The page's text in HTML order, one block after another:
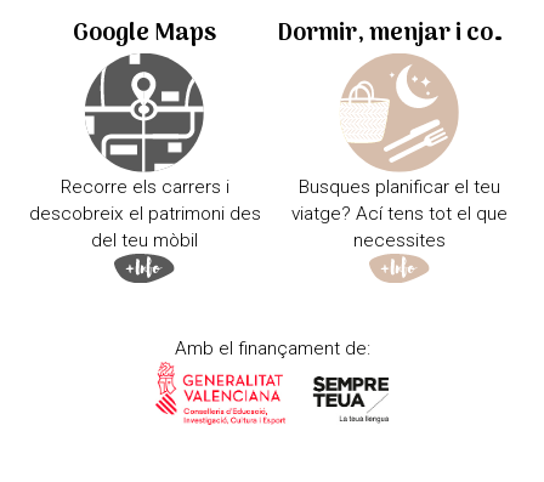
Google Maps
Recorre els carrers i
descobreix el patrimoni des
del teu mòbil
Dormir, menjar i comprar
Busques planificar el teu
viatge? Ací tens tot el que
necessites
Amb el finançament de: